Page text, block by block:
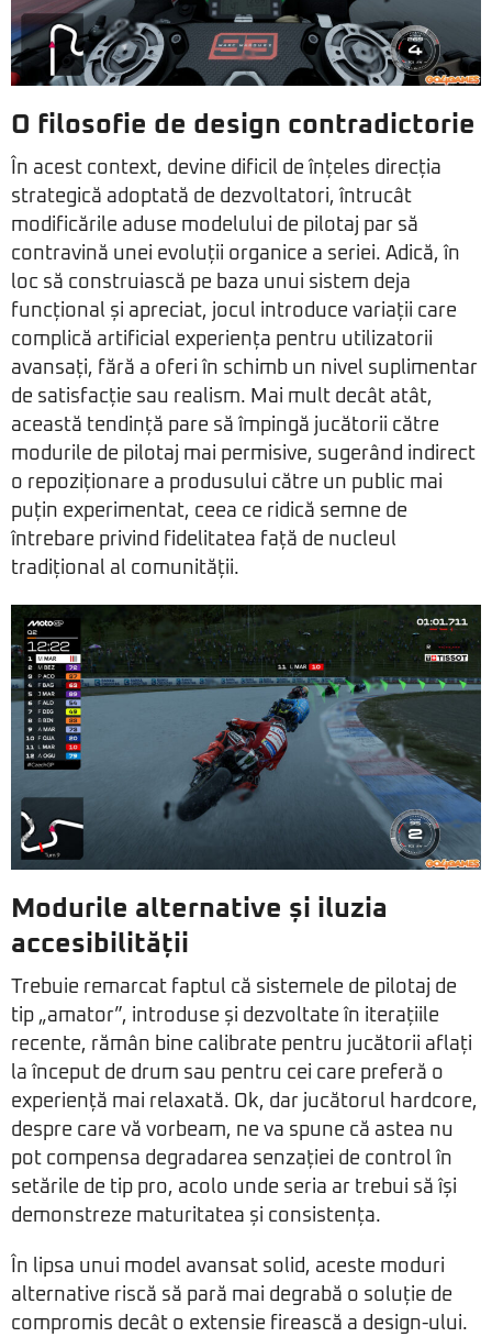
O filosofie de design contradictorie
În acest context, devine dificil de înțeles direcția
strategică adoptată de dezvoltatori, întrucât
modificările aduse modelului de pilotaj par să
contravină unei evoluții organice a seriei. Adică, în
loc să construiască pe baza unui sistem deja
funcțional și apreciat, jocul introduce variații care
complică artificial experiența pentru utilizatorii
avansați, fără a oferi în schimb un nivel suplimentar
de satisfacție sau realism. Mai mult decât atât,
această tendință pare să împingă jucătorii către
modurile de pilotaj mai permisive, sugerând indirect
o repoziționare a produsului către un public mai
puțin experimentat, ceea ce ridică semne de
întrebare privind fidelitatea față de nucleul
tradițional al comunității.
Modurile alternative și iluzia
accesibilității
Trebuie remarcat faptul că sistemele de pilotaj de
tip „amator”, introduse și dezvoltate în iterațiile
recente, rămân bine calibrate pentru jucătorii aflați
la început de drum sau pentru cei care preferă o
experiență mai relaxată. Ok, dar jucătorul hardcore,
despre care vă vorbeam, ne va spune că astea nu
pot compensa degradarea senzației de control în
setările de tip pro, acolo unde seria ar trebui să își
demonstreze maturitatea și consistența.
În lipsa unui model avansat solid, aceste moduri
alternative riscă să pară mai degrabă o soluție de
compromis decât o extensie firească a design-ului.